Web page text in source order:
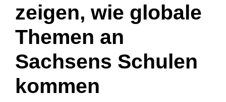
zeigen, wie globale
Themen an
Sachsens Schulen
kommen